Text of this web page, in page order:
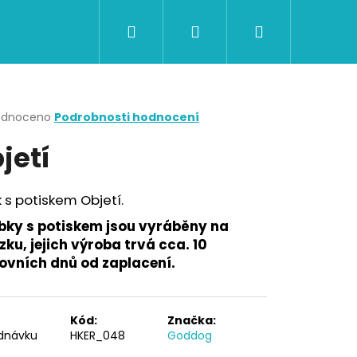
CERTIFIKÁTY A POUKAZY BAZAR
Přihlášení
Podrobnosti hodnocení
s potiskem Objetí.
s potiskem jsou vyráběny na
jejich výroba trvá cca. 10
dnů od zaplacení.
Kód:
HKER_048
Značka:
Goddog